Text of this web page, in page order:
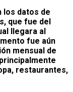
los datos de
que fue del
llegara al
fue aún
mensual de
restaurantes,